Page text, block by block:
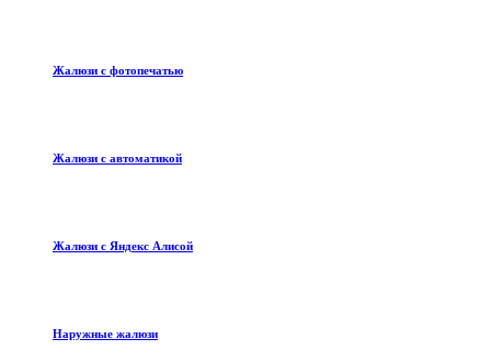
Жалюзи с фотопечатью
Жалюзи с автоматикой
Жалюзи с Яндекс Алисой
Наружные жалюзи